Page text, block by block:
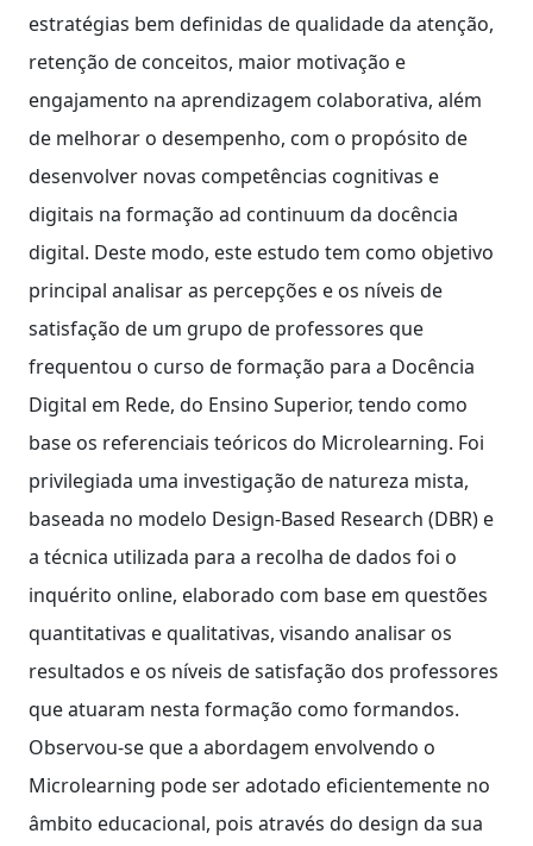
estratégias bem definidas de qualidade da atenção,
retenção de conceitos, maior motivação e
engajamento na aprendizagem colaborativa, além
de melhorar o desempenho, com o propósito de
desenvolver novas competências cognitivas e
digitais na formação ad continuum da docência
digital. Deste modo, este estudo tem como objetivo
principal analisar as percepções e os níveis de
satisfação de um grupo de professores que
frequentou o curso de formação para a Docência
Digital em Rede, do Ensino Superior, tendo como
base os referenciais teóricos do Microlearning. Foi
privilegiada uma investigação de natureza mista,
baseada no modelo Design-Based Research (DBR) e
a técnica utilizada para a recolha de dados foi o
inquérito online, elaborado com base em questões
quantitativas e qualitativas, visando analisar os
resultados e os níveis de satisfação dos professores
que atuaram nesta formação como formandos.
Observou-se que a abordagem envolvendo o
Microlearning pode ser adotado eficientemente no
âmbito educacional, pois através do design da sua